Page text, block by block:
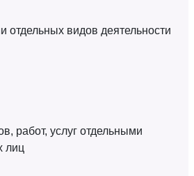
отдельных видов деятельности
работ, услуг отдельными
лиц